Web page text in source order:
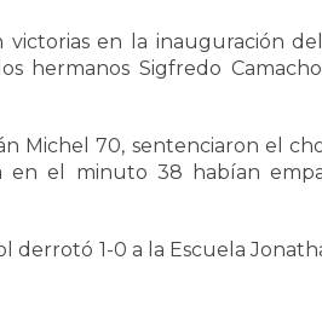
victorias en la inauguración
hermanos Sigfredo
Michel 70, sentenciaron el
en el minuto 38 habían
derrotó 1-0 a la Escuela